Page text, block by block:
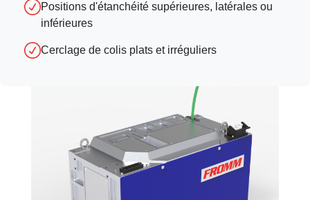
Positions d'étanchéité supérieures, latérales ou
inférieures
Cerclage de colis plats et irréguliers